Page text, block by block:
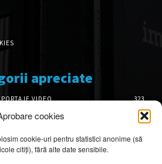
cookies
cookie-uri pentru statistici anonime (să
citiți), fără alte date sensibile.
apreciate
VIDEO
323
INTERIOARE
126
INTERIOR
64
& DESIGN